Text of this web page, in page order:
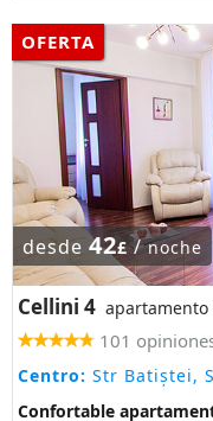
OFERTA
desde 42£/noche
Cellini 4
101
Centro: Str Batiștei,
Confortable